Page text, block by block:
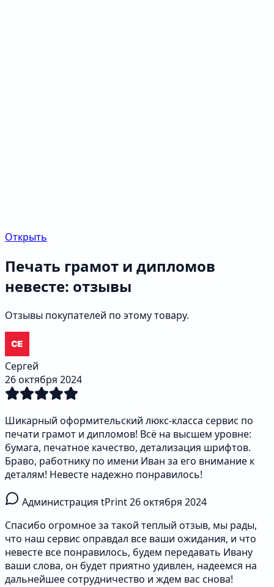
Открыть
Печать грамот и дипломов
невесте: отзывы
Отзывы покупателей по этому товару.
Сергей
26 октября 2024
Шикарный оформительский люкс-класса сервис по
печати грамот и дипломов! Всё на высшем уровне:
бумага, печатное качество, детализация шрифтов.
Браво, работнику по имени Иван за его внимание к
деталям! Невесте надежно понравилось!
Администрация tPrint26 октября 2024
Спасибо огромное за такой теплый отзыв, мы рады,
что наш сервис оправдал все ваши ожидания, и что
невесте все понравилось, будем передавать Ивану
ваши слова, он будет приятно удивлен, надеемся на
дальнейшее сотрудничество и ждем вас снова!